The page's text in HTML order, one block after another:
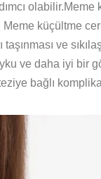
küçültme
ve
ve daha iyi bir
bağlı